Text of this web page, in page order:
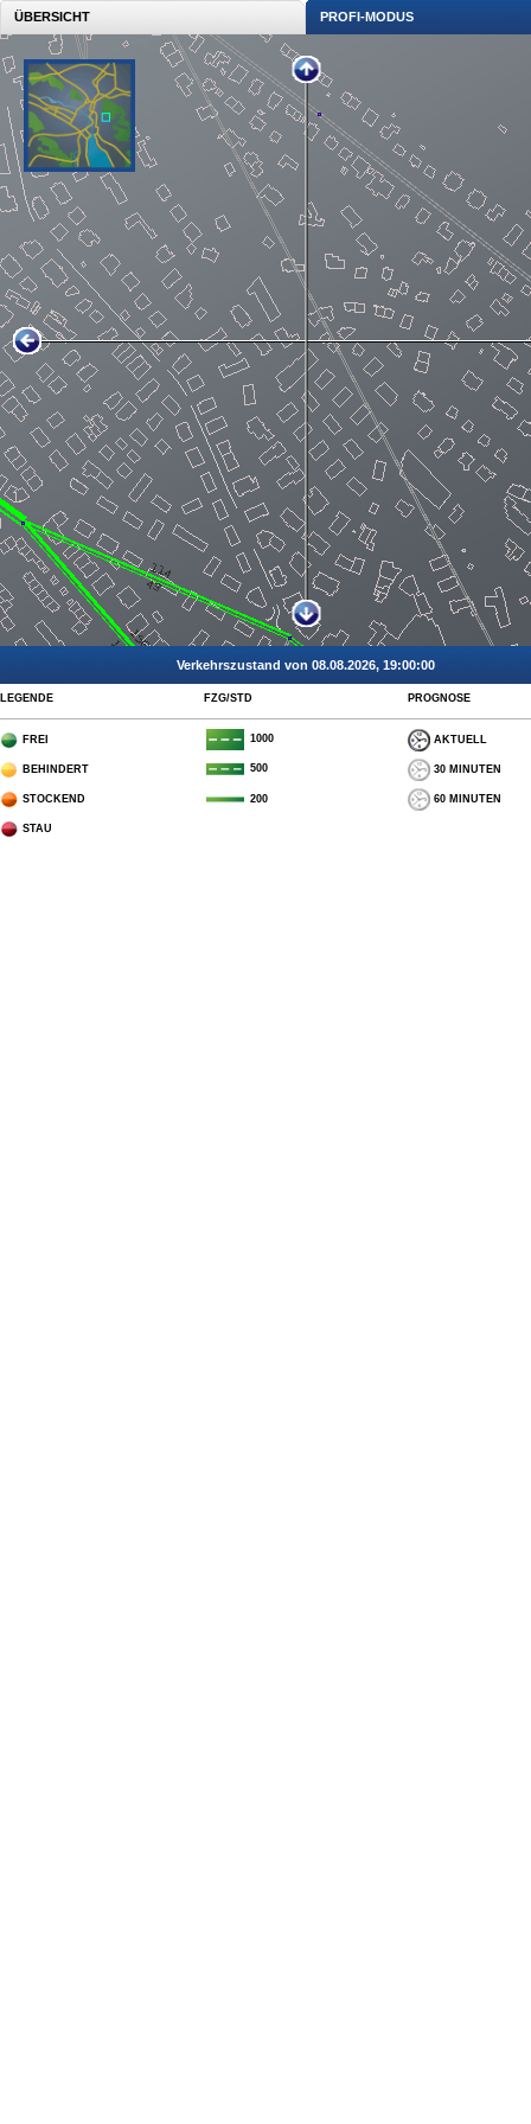
ÜBERSICHT PROFI-MODUS
Verkehrszustand von 08.08.2026, 19:00:00
LEGENDE FZG/STD PROGNOSE
FREI 1000 AKTUELL
BEHINDERT 500 30 MINUTEN
STOCKEND 200 60 MINUTEN
STAU